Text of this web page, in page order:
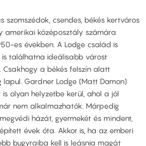
szomszédok, csendes, békés kertváros
amerikai középosztály számára
es években. A Lodge család is
is találhatna ideálisabb várost
Csakhogy a békés felszín alatt
Gardner Lodge (Matt Damon)
olyan helyzetbe kerül, ahol a jól
nem alkalmazhatók. Márpedig
házát, gyermekét és mindent,
évek óta. Akkor is, ha az emberi
bugyraiba kell is leásnia magát